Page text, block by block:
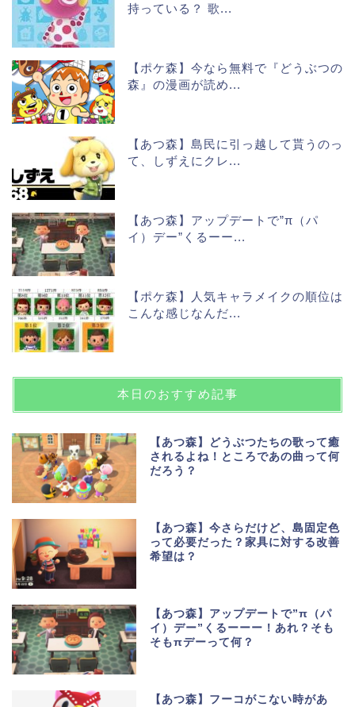
持っている？ 歌...
【ポケ森】今なら無料で『どうぶつの
森』の漫画が読め...
【あつ森】島民に引っ越して貰うのっ
て、しずえにクレ...
【あつ森】アップデートで”π（パ
イ）デー”くるーー...
【ポケ森】人気キャラメイクの順位は
こんな感じなんだ...
本日のおすすめ記事
【あつ森】どうぶつたちの歌って癒
されるよね！ところであの曲って何
だろう？
【あつ森】今さらだけど、島固定色
って必要だった？家具に対する改善
希望は？
【あつ森】アップデートで”π（パ
イ）デー”くるーーー！あれ？そも
そもπデーって何？
【あつ森】フーコがこない時があ